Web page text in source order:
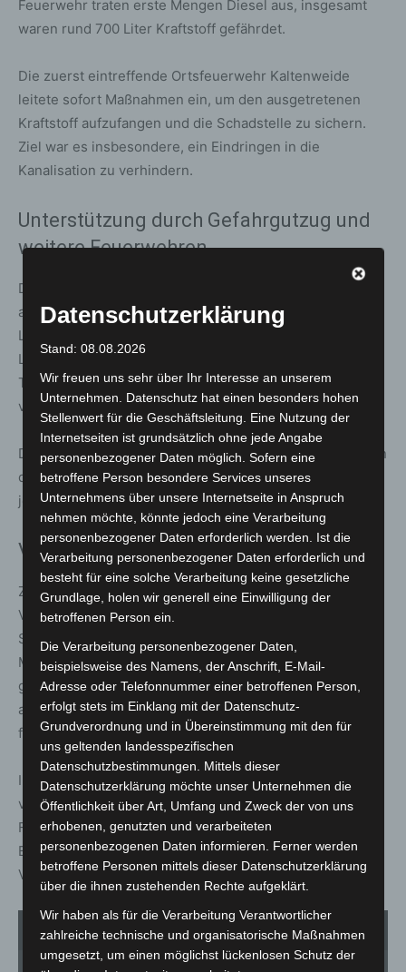
Feuerwehr traten erste Mengen Diesel aus, insgesamt
waren rund 700 Liter Kraftstoff gefährdet.
Die zuerst eintreffende Ortsfeuerwehr Kaltenweide
leitete sofort Maßnahmen ein, um den ausgetretenen
Kraftstoff aufzufangen und die Schadstelle zu sichern.
Ziel war es insbesondere, ein Eindringen in die
Kanalisation zu verhindern.
Unterstützung durch Gefahrgutzug und
weitere Feuerwehren
Der Einsatzleiter der Ortsfeuerwehr Kaltenweide
alarmierte zudem den Gefahrgutzug der Stadt
Langenhagen. Unterstützt durch die Ortsfeuerwehren
Langenhagen und Krähenwinkel konnte der beschädigte
Tank fachgerecht abgedichtet und ein weiterer Austritt
von Diesel gestoppt werden.
Der Lkw-Fahrer hatte das Fahrzeug bereits vor Eintreffen
der Feuerwehr verlassen und blieb unverletzt, wurde
jedoch vorsorglich vom Rettungsdienst betreut.
Verkehrssicherung und Bergung
Zur Absicherung der Einsatzstelle und
Verkehrsmaßnahmen war die Polizei mit zwei
Streifenwagen vor Ort. Während der laufenden
Maßnahmen musste die A352 in Richtung Flughafen voll
gesperrt werden. Die Gegenfahrbahn wurde zeitweise
auf eine Spur verengt, was zu Verkehrsbehinderungen
führte.
Insgesamt waren rund 35 Einsatzkräfte der Feuerwehr
vor Ort. Zur Bergung des verunfallten Lkw wird eine
Fachfirma hinzugezogen. Auch während der
Bergungsarbeiten ist mit weiteren Einschränkungen im
Verkehrsfluss zu rechnen.
1 von 3
Datenschutzerklärung
Stand: 08.08.2026
Wir freuen uns sehr über Ihr Interesse an unserem
Unternehmen. Datenschutz hat einen besonders hohen
Stellenwert für die Geschäftsleitung. Eine Nutzung der
Internetseiten ist grundsätzlich ohne jede Angabe
personenbezogener Daten möglich. Sofern eine
betroffene Person besondere Services unseres
Unternehmens über unsere Internetseite in Anspruch
nehmen möchte, könnte jedoch eine Verarbeitung
personenbezogener Daten erforderlich werden. Ist die
Verarbeitung personenbezogener Daten erforderlich und
besteht für eine solche Verarbeitung keine gesetzliche
Grundlage, holen wir generell eine Einwilligung der
betroffenen Person ein.
Die Verarbeitung personenbezogener Daten,
beispielsweise des Namens, der Anschrift, E-Mail-
Adresse oder Telefonnummer einer betroffenen Person,
erfolgt stets im Einklang mit der Datenschutz-
Grundverordnung und in Übereinstimmung mit den für
uns geltenden landesspezifischen
Datenschutzbestimmungen. Mittels dieser
Datenschutzerklärung möchte unser Unternehmen die
Öffentlichkeit über Art, Umfang und Zweck der von uns
erhobenen, genutzten und verarbeiteten
personenbezogenen Daten informieren. Ferner werden
betroffene Personen mittels dieser Datenschutzerklärung
über die ihnen zustehenden Rechte aufgeklärt.
Wir haben als für die Verarbeitung Verantwortlicher
zahlreiche technische und organisatorische Maßnahmen
umgesetzt, um einen möglichst lückenlosen Schutz der